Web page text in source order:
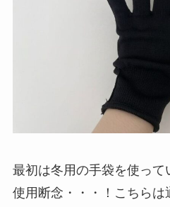
最初は冬用の手袋を使って
使用断念・・・！こちら